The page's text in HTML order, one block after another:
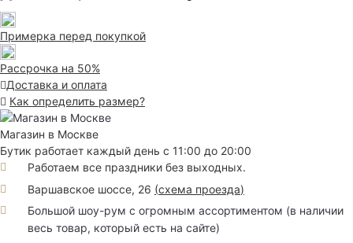
Примерка перед покупкой
Рассрочка на 50%
Доставка и оплата
Как определить размер?
Магазин в Москве
Бутик работает каждый день с 11:00 до 20:00
Работаем все праздники без выходных.
Варшавское шоссе, 26 (схема проезда)
Большой шоу-рум с огромным ассортиментом (в наличии
весь товар, который есть на сайте)